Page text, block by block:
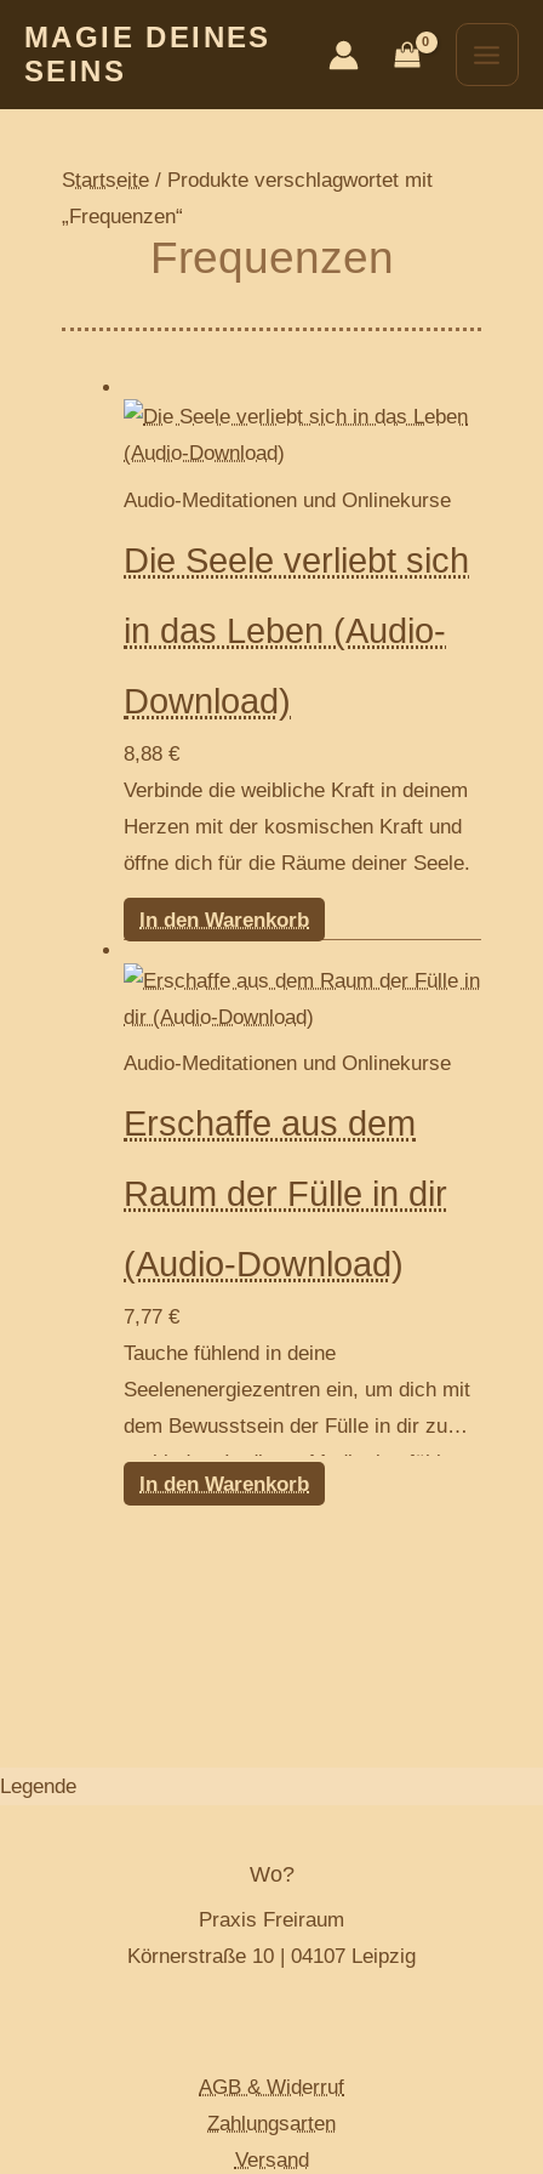
Inhalt
springen
MAGIE DEINES
SEINS
Main
Startseite / Produkte verschlagwortet mit
„Frequenzen“
Frequenzen
Audio-Meditationen und Onlinekurse
Die Seele verliebt sich
in das Leben (Audio-
Download)
8,88€
Verbinde die weibliche Kraft in deinem
Herzen mit der kosmischen Kraft und
öffne dich für die Räume deiner Seele.
In den Warenkorb
Audio-Meditationen und Onlinekurse
Erschaffe aus dem
Raum der Fülle in dir
(Audio-Download)
7,77€
Tauche fühlend in deine
Seelenenergiezentren ein, um dich mit
dem Bewusstsein der Fülle in dir zu
verbinden. In dieser Meditation fühlst
du dich durch energetisch durch deine
In den Warenkorb
Legende
Wo?
Praxis Freiraum
Körnerstraße 10 | 04107 Leipzig
AGB & Widerruf
Zahlungsarten
Versand